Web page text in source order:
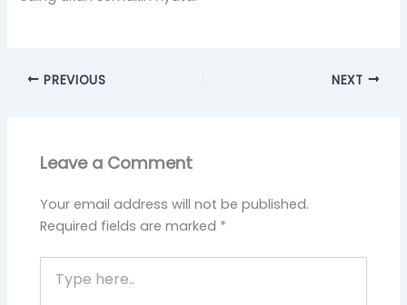
PREVIOUS NEXT
Leave a Comment
Your email address will not be published.
Required fields are marked *
here..